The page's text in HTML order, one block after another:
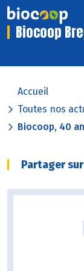
Biocoop
Accueil
Toutes nos
Biocoop, 40
Partager sur